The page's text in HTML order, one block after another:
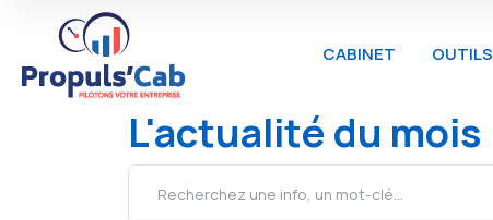
CABINET OUTILS
L'actualité du mois